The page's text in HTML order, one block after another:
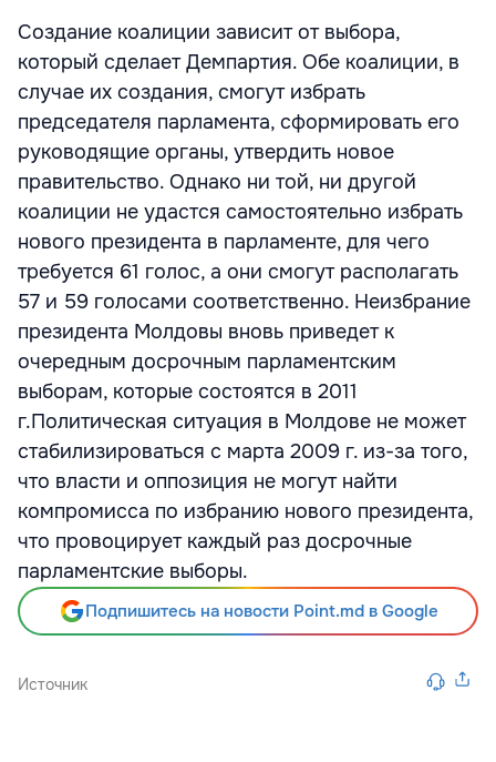
Создание коалиции зависит от выбора,
который сделает Демпартия. Обе коалиции, в
случае их создания, смогут избрать
председателя парламента, сформировать его
руководящие органы, утвердить новое
правительство. Однако ни той, ни другой
коалиции не удастся самостоятельно избрать
нового президента в парламенте, для чего
требуется 61 голос, а они смогут располагать
57 и 59 голосами соответственно. Неизбрание
президента Молдовы вновь приведет к
очередным досрочным парламентским
выборам, которые состоятся в 2011
г.Политическая ситуация в Молдове не может
стабилизироваться с марта 2009 г. из-за того,
что власти и оппозиция не могут найти
компромисса по избранию нового президента,
что провоцирует каждый раз досрочные
парламентские выборы.
Подпишитесь на новости Point.md в Google
Источник